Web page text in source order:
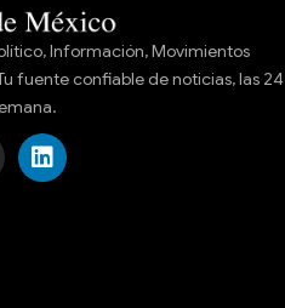
Información, Movimientos
fuente confiable de noticias, las 24